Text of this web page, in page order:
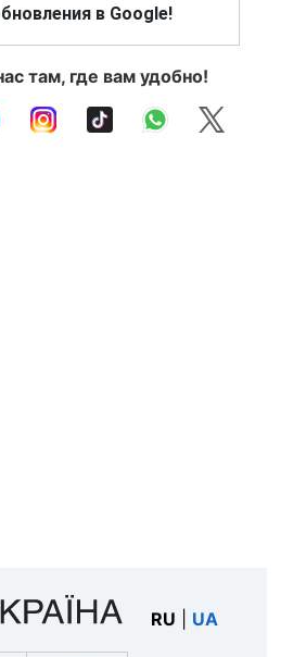
в Google!
там, где вам удобно!
RU UA